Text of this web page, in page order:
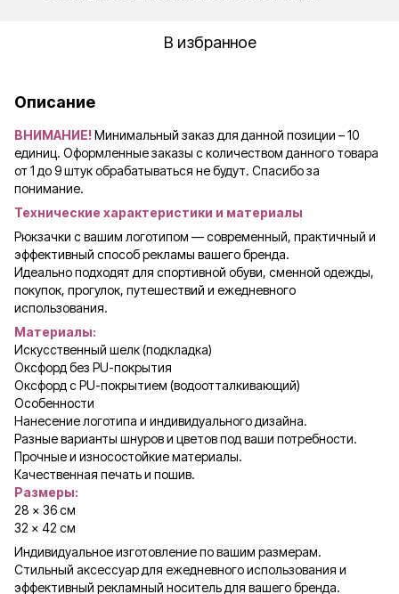
В избранное
Описание
ВНИМАНИЕ!Минимальный заказ для данной позиции – 10
единиц. Оформленные заказы с количеством данного товара
от 1 до 9 штук обрабатываться не будут. Спасибо за
понимание.
Технические характеристики и материалы
Рюкзачки с вашим логотипом — современный, практичный и
эффективный способ рекламы вашего бренда.
Идеально подходят для спортивной обуви, сменной одежды,
покупок, прогулок, путешествий и ежедневного
использования.
Материалы:
Искусственный шелк (подкладка)
Оксфорд без PU-покрытия
Оксфорд с PU-покрытием (водоотталкивающий)
Особенности
Нанесение логотипа и индивидуального дизайна.
Разные варианты шнуров и цветов под ваши потребности.
Прочные и износостойкие материалы.
Качественная печать и пошив.
Размеры:
28 × 36 см
32 × 42 см
Индивидуальное изготовление по вашим размерам.
Стильный аксессуар для ежедневного использования и
эффективный рекламный носитель для вашего бренда.